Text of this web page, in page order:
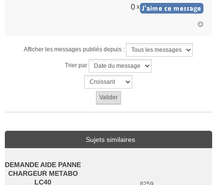
0 x
Afficher les messages publiés depuis :
Trier par
Sujets similaires
DEMANDE AIDE PANNE
CHARGEUR METABO
LC40